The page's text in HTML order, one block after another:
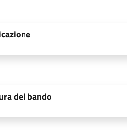
del bando